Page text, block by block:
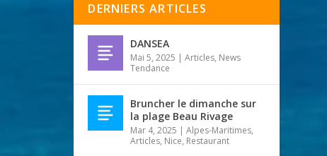
DERNIERS ARTICLES
DANSEA
Mai 5, 2025 |Articles, News
Tendance
Bruncher le dimanche sur
la plage Beau Rivage
Mar 4, 2025 |Alpes-Maritimes,
Articles, Nice, Restaurant